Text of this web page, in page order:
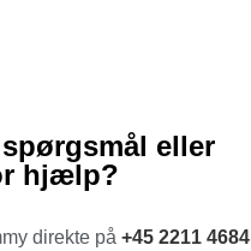
eller
hjælp?
direkte på+45 2211 4684